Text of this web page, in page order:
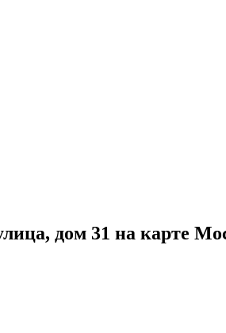
дом 31 на карте